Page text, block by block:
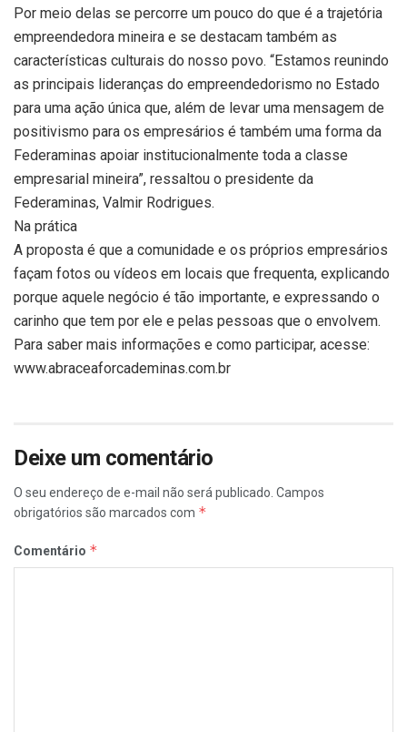
Por meio delas se percorre um pouco do que é a trajetória
empreendedora mineira e se destacam também as
características culturais do nosso povo. “Estamos reunindo
as principais lideranças do empreendedorismo no Estado
para uma ação única que, além de levar uma mensagem de
positivismo para os empresários é também uma forma da
Federaminas apoiar institucionalmente toda a classe
empresarial mineira”, ressaltou o presidente da
Federaminas, Valmir Rodrigues.
Na prática
A proposta é que a comunidade e os próprios empresários
façam fotos ou vídeos em locais que frequenta, explicando
porque aquele negócio é tão importante, e expressando o
carinho que tem por ele e pelas pessoas que o envolvem.
Para saber mais informações e como participar, acesse:
www.abraceaforcademinas.com.br
Deixe um comentário
O seu endereço de e-mail não será publicado. Campos
obrigatórios são marcados com *
Comentário *